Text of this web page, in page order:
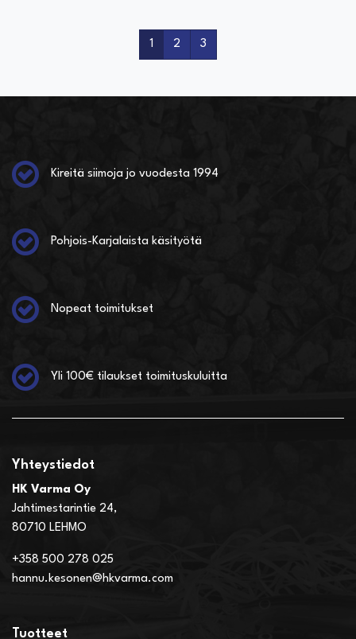
1 2 3
Kireitä siimoja jo vuodesta 1994
Pohjois-Karjalaista käsityötä
Nopeat toimitukset
Yli 100€ tilaukset toimituskuluitta
Yhteystiedot
HK Varma Oy
Jahtimestarintie 24,
80710 LEHMO
+358 500 278 025
hannu.kesonen@hkvarma.com
Tuotteet